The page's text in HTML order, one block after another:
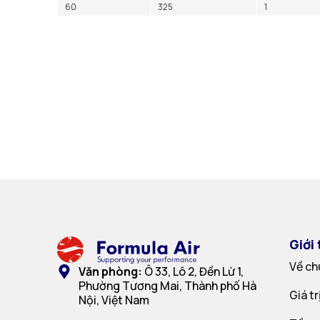
60
325 1
Văn phòng: Ô 33, Lô 2, Đền Lừ 1,
Phường Tương Mai, Thành phố Hà
Nội, Việt Nam
Giới
Về
Giá